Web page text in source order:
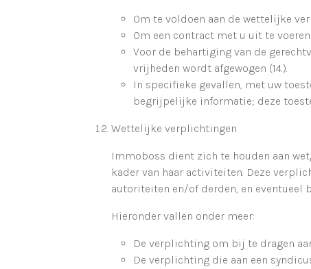
Om te voldoen aan de wettelijke
Om een contract met u uit te
Voor de behartiging van de
vrijheden wordt afgewogen (14.).
In specifieke gevallen, met uw
begrijpelijke informatie; deze
Wettelijke verplichtingen
Immoboss dient zich te houden aan
kader van haar activiteiten. Deze
autoriteiten en/of derden, en eventueel
Hieronder vallen onder meer:
De verplichting om bij te dragen
De verplichting die aan een